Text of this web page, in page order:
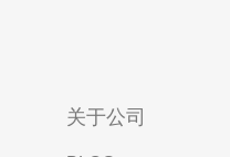
关于公司